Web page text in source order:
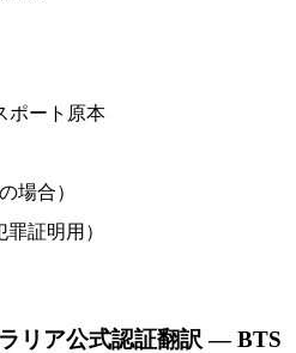
ポート原本
場合）
証明用）
リア公式認証翻訳 — BTS